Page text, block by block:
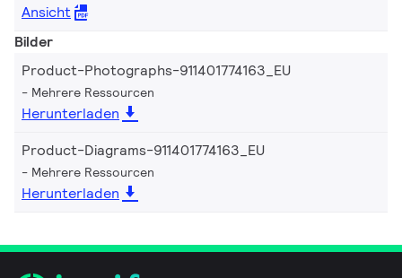
Ansicht
Bilder
Product-Photographs-911401774163_EU
Mehrere Ressourcen
Herunterladen
Product-Diagrams-911401774163_EU
Mehrere Ressourcen
Herunterladen